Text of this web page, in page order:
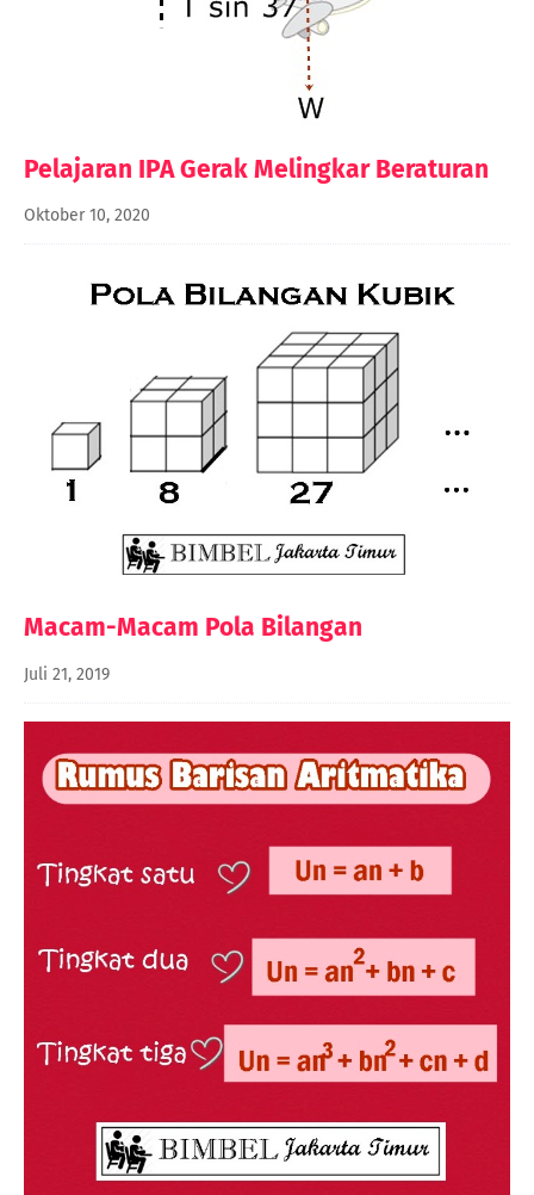
Pelajaran IPA Gerak Melingkar Beraturan
Oktober 10, 2020
Macam-Macam Pola Bilangan
Juli 21, 2019